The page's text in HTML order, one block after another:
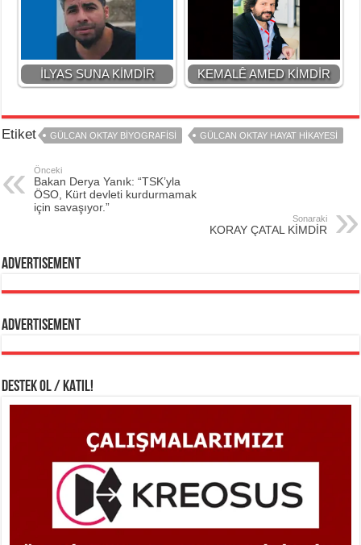
İLYAS SUNA KİMDİR KEMALÊ AMED KİMDİR
Etiket GÜLCAN OKTAY BİYOGRAFİSİ GÜLCAN OKTAY HAYAT HİKAYESİ
Önceki
Bakan Derya Yanık: “TSK’yla
ÖSO, Kürt devleti kurdurmamak
için savaşıyor.”
Sonaraki
KORAY ÇATAL KİMDİR
Advertisement
Advertisement
DESTEK OL / KATIL!